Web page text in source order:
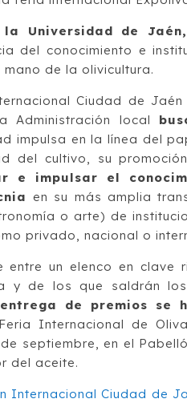
Universidad de
del conocimiento e
de la olivicultura.
Ciudad de
Administración local
impulsa en la línea del
del cultivo, su
e impulsar el
en su más amplia
o arte) de
privado, nacional o
un elenco en clave
y de los que saldrán
de premios se
Internacional de
septiembre, en el
del aceite.
Internacional Ciudad de